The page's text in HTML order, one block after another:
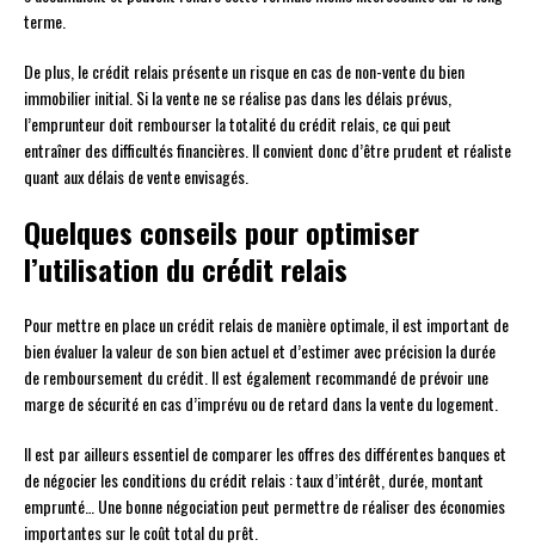
terme.
De plus, le crédit relais présente un risque en cas de non-vente du bien
immobilier initial. Si la vente ne se réalise pas dans les délais prévus,
l’emprunteur doit rembourser la totalité du crédit relais, ce qui peut
entraîner des difficultés financières. Il convient donc d’être prudent et réaliste
quant aux délais de vente envisagés.
Quelques conseils pour optimiser
l’utilisation du crédit relais
Pour mettre en place un crédit relais de manière optimale, il est important de
bien évaluer la valeur de son bien actuel et d’estimer avec précision la durée
de remboursement du crédit. Il est également recommandé de prévoir une
marge de sécurité en cas d’imprévu ou de retard dans la vente du logement.
Il est par ailleurs essentiel de comparer les offres des différentes banques et
de négocier les conditions du crédit relais : taux d’intérêt, durée, montant
emprunté… Une bonne négociation peut permettre de réaliser des économies
importantes sur le coût total du prêt.